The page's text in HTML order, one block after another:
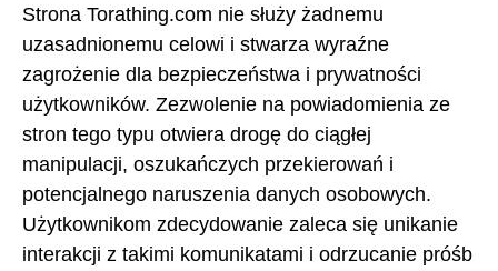
Strona Torathing.com nie służy żadnemu
uzasadnionemu celowi i stwarza wyraźne
zagrożenie dla bezpieczeństwa i prywatności
użytkowników. Zezwolenie na powiadomienia ze
stron tego typu otwiera drogę do ciągłej
manipulacji, oszukańczych przekierowań i
potencjalnego naruszenia danych osobowych.
Użytkownikom zdecydowanie zaleca się unikanie
interakcji z takimi komunikatami i odrzucanie próśb